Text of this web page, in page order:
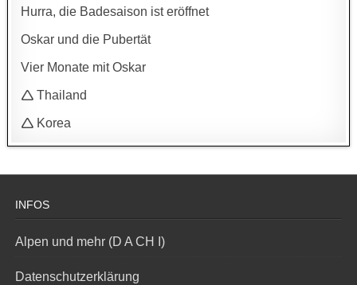
Hurra, die Badesaison ist eröffnet
Oskar und die Pubertät
Vier Monate mit Oskar
🛆 Thailand
🛆 Korea
INFOS
Alpen und mehr (D A CH I)
Datenschutzerklärung